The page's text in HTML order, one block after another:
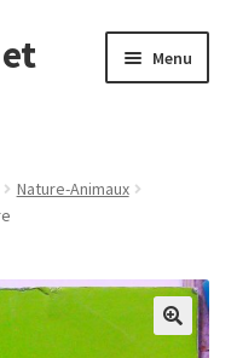
Menu
Nature-Animaux